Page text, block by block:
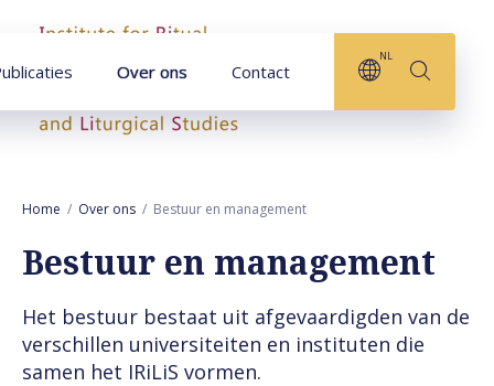
Naar hoofdinhoud
Over ons Contact
NL
Home Over ons Bestuur en management
Bestuur en management
Het bestuur bestaat uit afgevaardigden van de
verschillen universiteiten en instituten die
samen het IRiLiS vormen.